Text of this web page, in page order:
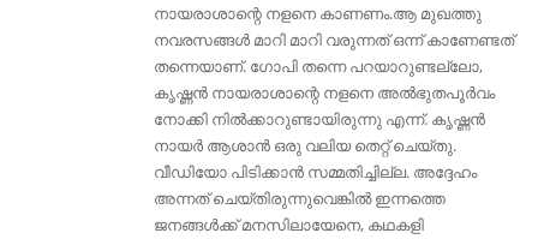
നായരാശാന്റെ നളനെ കാണണം.ആ മുഖത്തു
നവരസങ്ങൾ മാറി മാറി വരുന്നത് ഒന്ന് കാണേണ്ടത്
തന്നെയാണ്. ഗോപി തന്നെ പറയാറുണ്ടല്ലോ,
കൃഷ്ണൻ നായരാശാന്റെ നളനെ അൽഭുതപൂർവം
നോക്കി നിൽക്കാറുണ്ടായിരുന്നു എന്ന്. കൃഷ്ണന്‍
നായര്‍ ആശാന്‍ ഒരു വലിയ തെറ്റ് ചെയ്തു.
വീഡിയോ പിടിക്കാന്‍ സമ്മതിച്ചില്ല. അദ്ദേഹം
അന്നത് ചെയ്തിരുന്നുവെങ്കില്‍ ഇന്നത്തെ
ജനങ്ങള്‍ക്ക്‌ മനസിലായേനെ, കഥകളി